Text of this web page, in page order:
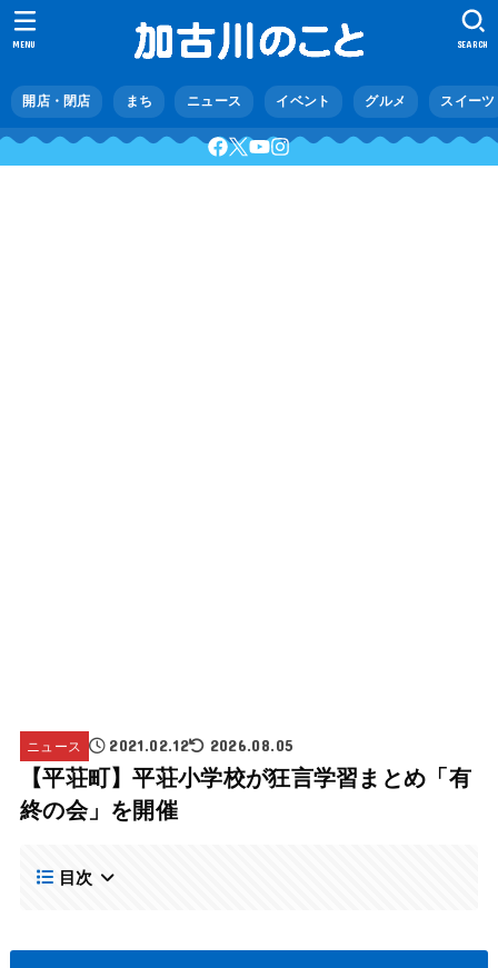
開店・閉店 まち ニュース イベント グルメ スイーツ
SEARCH
MENU
ニュース 2021.02.12 2026.08.05
【平荘町】平荘小学校が狂言学習まとめ「有
終の会」を開催
目次